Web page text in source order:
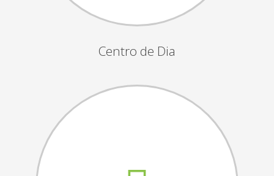
Passeio Vila Nova de Cerveira
Passeio Convívio em Pombal
Assembleias Gerais
Semana Sénior
Passeio do Idoso
Associados
Centro de Dia